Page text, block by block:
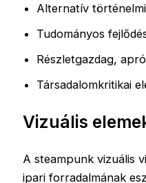
Alternatív
Tudományos
Részletgazdag,
Társadalomkritikai
Vizuális
A steampunk vizuális
ipari forradalmának